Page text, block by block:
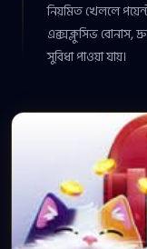
নিয়মিত খেললে
এক্সক্লুসিভ বোনাস,
সুবিধা পাওয়া যায়।